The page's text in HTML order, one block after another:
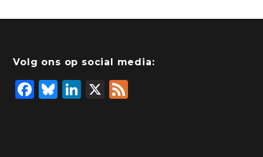
Volg ons op social media:
F
Bl
Li
X